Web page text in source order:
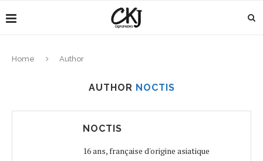
Home Author
AUTHOR NOCTIS
NOCTIS
16 ans, française d'origine asiatique